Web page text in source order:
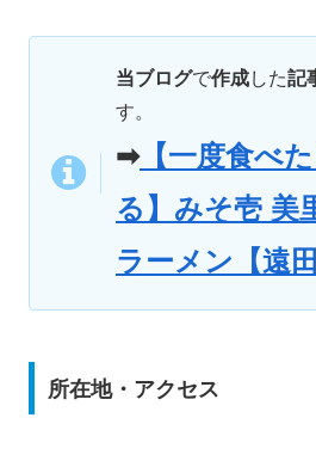
当ブログで作成した記
す。
➡【一度食べ
る】みそ壱 美
ラーメン【遠
所在地・アクセス